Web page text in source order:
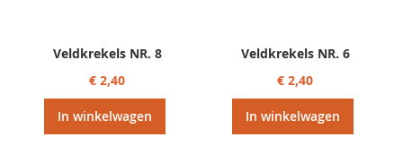
Veldkrekels NR. 8
€ 2,40
In winkelwagen
Veldkrekels NR. 6
€ 2,40
In winkelwagen